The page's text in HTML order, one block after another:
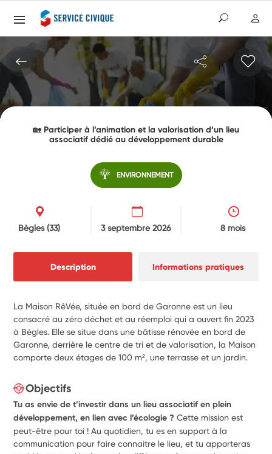
🏡 Participer à l’animation et la valorisation d’un lieu
associatif dédié au développement durable
ENVIRONNEMENT
Bègles(33) 3 septembre 2026 8 mois
Description Informations pratiques
La Maison RêVée, située en bord de Garonne est un lieu
consacré au zéro déchet et au réemploi qui a ouvert fin 2023
à Bègles. Elle se situe dans une bâtisse rénovée en bord de
Garonne, derrière le centre de tri et de valorisation, la Maison
comporte deux étages de 100 m², une terrasse et un jardin.
Objectifs
Tu as envie de t’investir dans un lieu associatif en plein
développement, en lien avec l’écologie ? Cette mission est
peut-être pour toi ! Au quotidien, tu es en support à la
communication pour faire connaitre le lieu, et tu apporteras